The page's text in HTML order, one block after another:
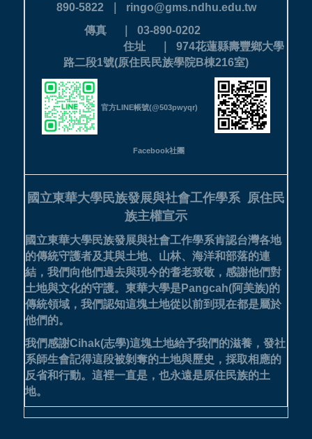
890-5822 ｜ ringo@gms.ndhu.edu.tw
傳真 ｜ 03-890-0202
住址 ｜ 974花蓮縣壽豐鄉大學
路二段1號(原住民民族學院B棟216室)
官方LINE帳號(@503pwyqr)
Facebook社團
國立東華大學民族發展與社會工作學系 原住民
族主權宣示
國立東華大學民族發展與社會工作學系肯認台灣各地
的傳統守護者及其與土地、山林、海洋和部落的連
結，我們向他們過去與現今的耆老致敬，感謝他們對
土地與文化的守護。 東華大學是Pangcah(阿美族)的
傳統領域，我們認知這塊土地從以前到現在都是屬於
他們的。
我們感謝Cihak(志學)這塊土地給予我們的滋養，發社
系師生會記得這段被剝奪的土地與歷史，採取相應的
反省和行動。這裡一直是，也永遠是原住民族的土
地。